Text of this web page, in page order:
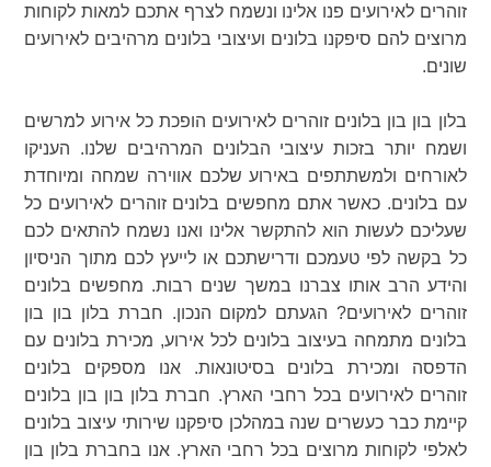
זוהרים לאירועים פנו אלינו ונשמח לצרף אתכם למאות לקוחות
מרוצים להם סיפקנו בלונים ועיצובי בלונים מרהיבים לאירועים
שונים.
בלון בון בון בלונים זוהרים לאירועים הופכת כל אירוע למרשים
ושמח יותר בזכות עיצובי הבלונים המרהיבים שלנו. העניקו
לאורחים ולמשתתפים באירוע שלכם אווירה שמחה ומיוחדת
עם בלונים. כאשר אתם מחפשים בלונים זוהרים לאירועים כל
שעליכם לעשות הוא להתקשר אלינו ואנו נשמח להתאים לכם
כל בקשה לפי טעמכם ודרישתכם או לייעץ לכם מתוך הניסיון
והידע הרב אותו צברנו במשך שנים רבות. מחפשים בלונים
זוהרים לאירועים? הגעתם למקום הנכון. חברת בלון בון בון
בלונים מתמחה בעיצוב בלונים לכל אירוע, מכירת בלונים עם
הדפסה ומכירת בלונים בסיטונאות. אנו מספקים בלונים
זוהרים לאירועים בכל רחבי הארץ. חברת בלון בון בון בלונים
קיימת כבר כעשרים שנה במהלכן סיפקנו שירותי עיצוב בלונים
לאלפי לקוחות מרוצים בכל רחבי הארץ. אנו בחברת בלון בון